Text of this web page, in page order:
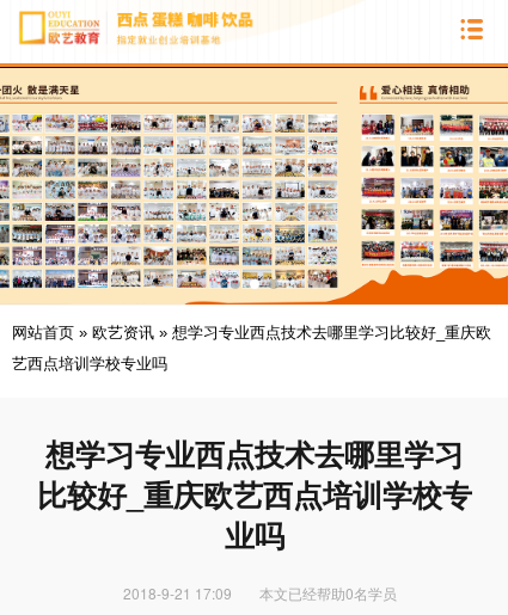
网站首页 » 欧艺资讯 » 想学习专业西点技术去哪里学习比较好_重庆欧
艺西点培训学校专业吗
想学习专业西点技术去哪里学习
比较好_重庆欧艺西点培训学校专
业吗
2018-9-21 17:09 本文已经帮助0名学员